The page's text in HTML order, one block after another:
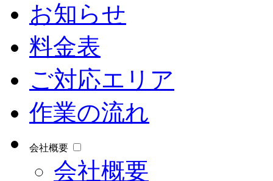
お知らせ
料金表
ご対応エリア
作業の流れ
会社概要
会社概要